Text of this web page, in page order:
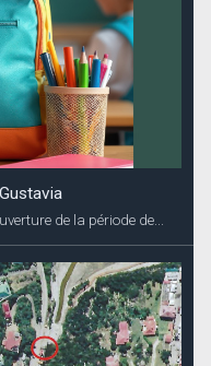
de la période de...